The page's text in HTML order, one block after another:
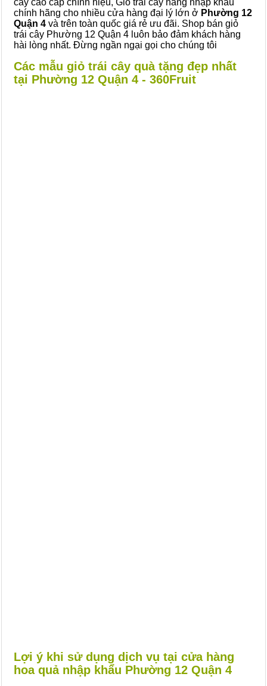
cây cao cấp chính hiệu, Giỏ trái cây hàng nhập khẩu
chính hãng cho nhiều cửa hàng đại lý lớn ở Phường 12
Quận 4 và trên toàn quốc giá rẻ ưu đãi. Shop bán giỏ
trái cây Phường 12 Quận 4 luôn bảo đảm khách hàng
hài lòng nhất. Đừng ngần ngại gọi cho chúng tôi
Các mẫu giỏ trái cây quà tặng đẹp nhất
tại Phường 12 Quận 4 - 360Fruit
Lợi ý khi sử dụng dịch vụ tại cửa hàng
hoa quả nhập khẩu Phường 12 Quận 4